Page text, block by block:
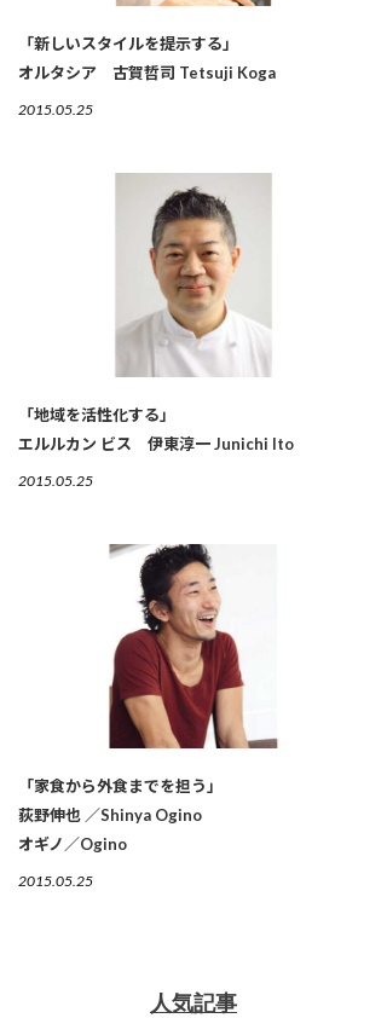
「新しいスタイルを提示する」
オルタシア 古賀哲司 Tetsuji Koga
2015.05.25
「地域を活性化する」
エルルカン ビス 伊東淳一 Junichi Ito
2015.05.25
「家食から外食までを担う」
荻野伸也 ／Shinya Ogino
オギノ／Ogino
2015.05.25
人気記事